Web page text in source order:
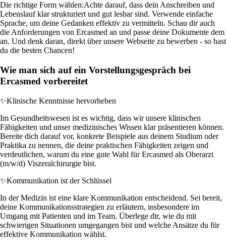
Die richtige Form wählen:Achte darauf, dass dein Anschreiben und
Lebenslauf klar strukturiert und gut lesbar sind. Verwende einfache
Sprache, um deine Gedanken effektiv zu vermitteln. Schau dir auch
die Anforderungen von Ercasmed an und passe deine Dokumente dem
an. Und denk daran, direkt über unsere Webseite zu bewerben - so hast
du die besten Chancen!
Wie man sich auf ein Vorstellungsgespräch bei
Ercasmed vorbereitet
✨Klinische Kenntnisse hervorheben
Im Gesundheitswesen ist es wichtig, dass wir unsere klinischen
Fähigkeiten und unser medizinisches Wissen klar präsentieren können.
Bereite dich darauf vor, konkrete Beispiele aus deinem Studium oder
Praktika zu nennen, die deine praktischen Fähigkeiten zeigen und
verdeutlichen, warum du eine gute Wahl für Ercasmed als Oberarzt
(m/w/d) Viszeralchirurgie bist.
✨Kommunikation ist der Schlüssel
In der Medizin ist eine klare Kommunikation entscheidend. Sei bereit,
deine Kommunikationsstrategien zu erläutern, insbesondere im
Umgang mit Patienten und im Team. Überlege dir, wie du mit
schwierigen Situationen umgegangen bist und welche Ansätze du für
effektive Kommunikation wählst.